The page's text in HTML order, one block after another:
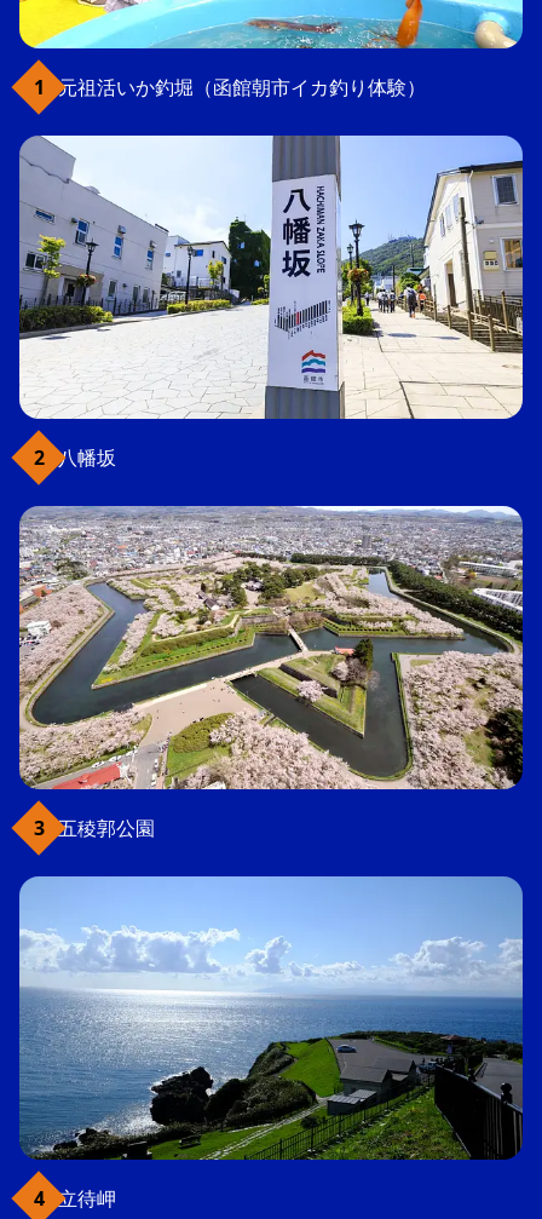
元祖活いか釣堀（函館朝市イカ釣り体験）
八幡坂
五稜郭公園
立待岬